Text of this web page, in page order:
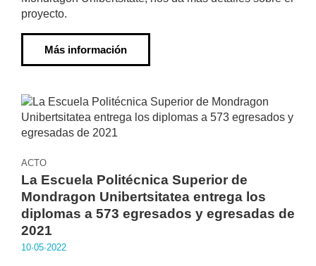
proyecto.
Más información
ACTO
La Escuela Politécnica Superior de
Mondragon Unibertsitatea entrega los
diplomas a 573 egresados y egresadas de
2021
10·05·2022